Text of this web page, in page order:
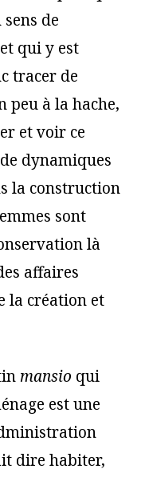
de
qui y est
tracer de
peu à la hache,
et voir ce
dynamiques
la construction
sont
là
affaires
la création et
mansio qui
est une
dire habiter,